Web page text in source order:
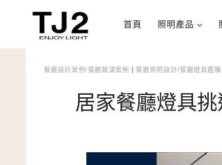
首頁 照明產品
餐廳設計案例/餐廳裝潢案例 餐廳照明設計/餐廳燈具選購
居家餐廳燈具